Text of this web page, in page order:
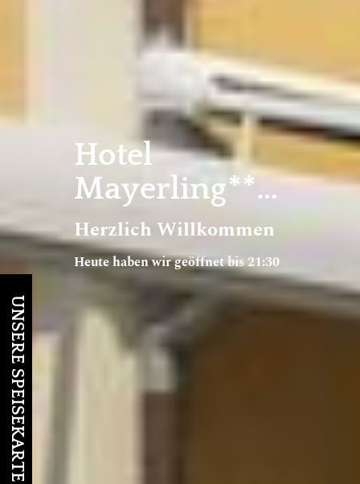
Hotel
Mayerling***S
Herzlich Willkommen
Heute haben wir geöffnet bis 21:30
UNSERE SPEISEKARTE